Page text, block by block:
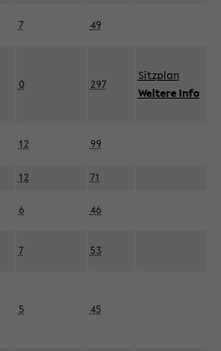
7 49
0 297
Sitzplan
Weitere Info
12 99
12 71
6 46
7 53
5 45